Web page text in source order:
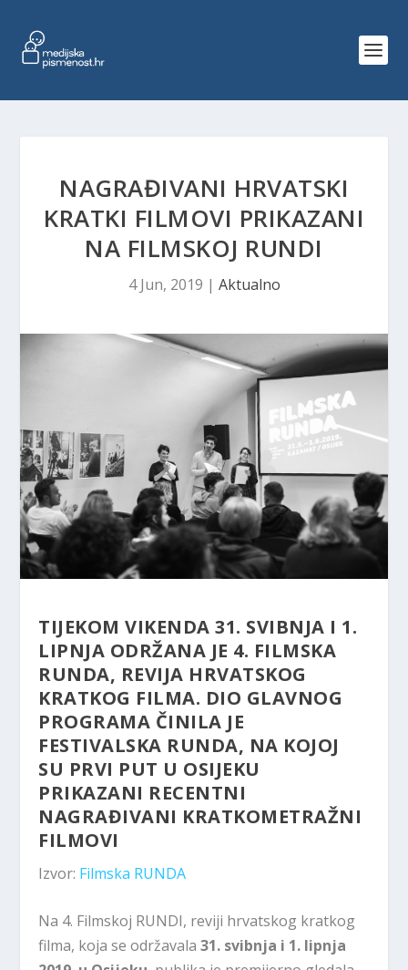
NAGRAĐIVANI HRVATSKI
KRATKI FILMOVI PRIKAZANI
NA FILMSKOJ RUNDI
4 Jun, 2019 | Aktualno
TIJEKOM VIKENDA 31. SVIBNJA I 1.
LIPNJA ODRŽANA JE 4. FILMSKA
RUNDA, REVIJA HRVATSKOG
KRATKOG FILMA. DIO GLAVNOG
PROGRAMA ČINILA JE
FESTIVALSKA RUNDA, NA KOJOJ
SU PRVI PUT U OSIJEKU
PRIKAZANI RECENTNI
NAGRAĐIVANI KRATKOMETRAŽNI
FILMOVI
Izvor: Filmska RUNDA
Na 4. Filmskoj RUNDI, reviji hrvatskog kratkog
filma, koja se održavala31. svibnja i 1. lipnja